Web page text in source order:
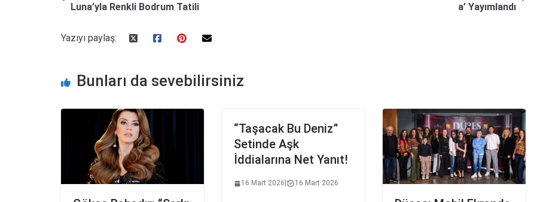
Luna’yla Renkli Bodrum Tatili
a’ Yayımlandı
Yazıyı paylaş:
Bunları da sevebilirsiniz
“Taşacak Bu Deniz”
Setinde Aşk
İddialarına Net Yanıt!
16 Mart 2026 16 Mart 2026